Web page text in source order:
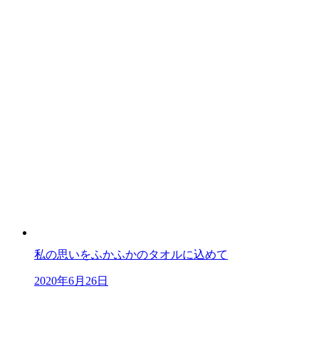
私の思いをふかふかのタオルに込めて
2020年6月26日